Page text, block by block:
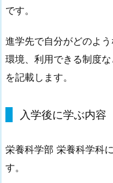
です。
進学先で自分がどのよ
環境、利用できる制度
を記載します。
入学後に学ぶ内容
栄養科学部 栄養科学科
す。